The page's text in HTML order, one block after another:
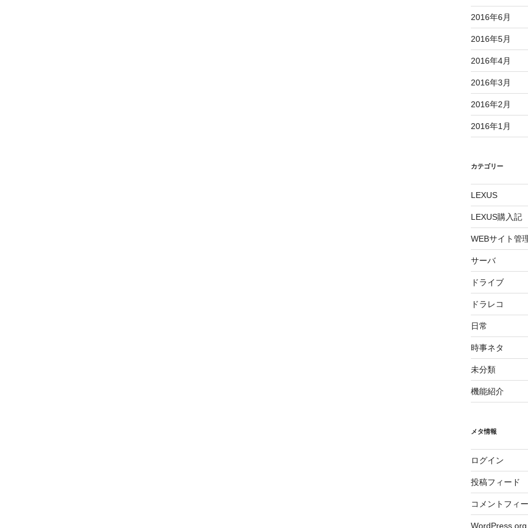
2016年6月
2016年5月
2016年4月
2016年3月
2016年2月
2016年1月
カテゴリー
LEXUS
LEXUS購入記
WEBサイト管
サーバ
ドライブ
ドラレコ
日常
時事ネタ
未分類
機能紹介
メタ情報
ログイン
投稿フィード
コメントフィ
WordPress.org